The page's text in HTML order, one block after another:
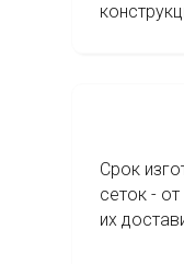
Срок
сеток -
их